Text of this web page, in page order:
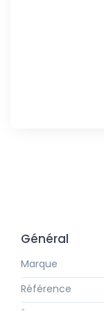
Général
Marque
Référence